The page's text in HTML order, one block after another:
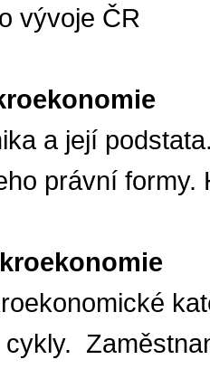
vývoje ČR
a její
právní formy.